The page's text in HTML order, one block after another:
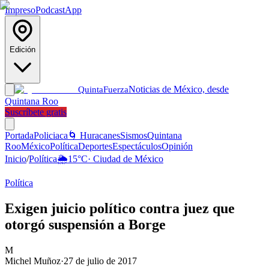
ImpresoPodcastApp
Edición
QuintaFuerzaNoticias de México, desde
Quintana Roo
Suscríbete gratis
PortadaPoliciaca 🌀 HuracanesSismosQuintana
RooMéxicoPolíticaDeportesEspectáculosOpinión
Inicio/Política🌦️15°C· Ciudad de México
Política
Exigen juicio político contra juez que
otorgó suspensión a Borge
M
Michel Muñoz·27 de julio de 2017